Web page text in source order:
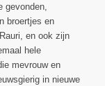
gevonden,
broertjes en
en ook zijn
hele
mevrouw en
in nieuwe